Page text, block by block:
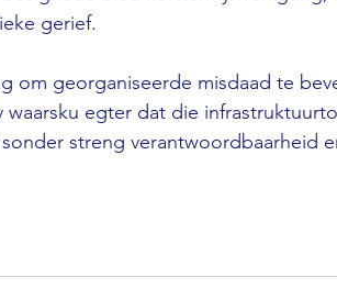
gerief.
om georganiseerde misdaad te
waarsku egter dat die
streng verantwoordbaarheid